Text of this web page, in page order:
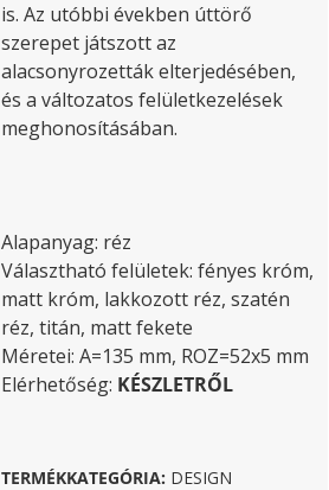
is. Az utóbbi években úttörő
szerepet játszott az
alacsonyrozetták elterjedésében,
és a változatos felületkezelések
meghonosításában.
Alapanyag: réz
Választható felületek: fényes króm,
matt króm, lakkozott réz, szatén
réz, titán, matt fekete
Méretei: A=135 mm, ROZ=52x5 mm
Elérhetőség: KÉSZLETRŐL
TERMÉKKATEGÓRIA: DESIGN